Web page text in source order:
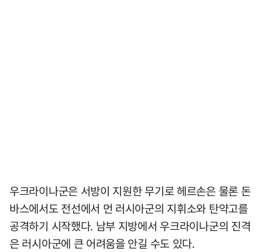
우크라이나군은 서방이 지원한 무기로 헤르손은 물론 돈
바스에서도 전선에서 먼 러시아군의 지휘소와 탄약고를
공격하기 시작했다. 남부 지방에서 우크라이나군의 진격
은 러시아군에 큰 어려움을 안길 수도 있다.